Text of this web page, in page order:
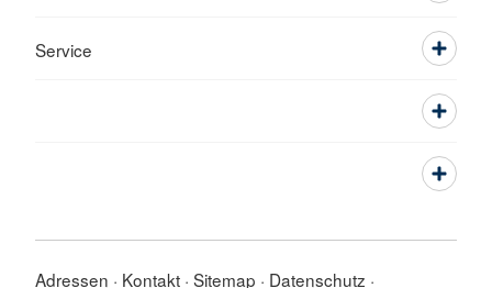
Service
Adressen Kontakt Sitemap Datenschutz